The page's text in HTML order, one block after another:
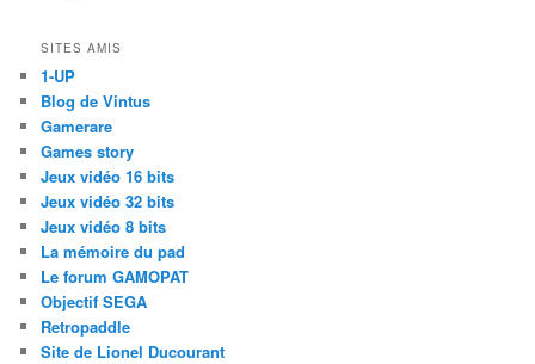
SITES AMIS
1-UP
Blog de Vintus
Gamerare
Games story
Jeux vidéo 16 bits
Jeux vidéo 32 bits
Jeux vidéo 8 bits
La mémoire du pad
Le forum GAMOPAT
Objectif SEGA
Retropaddle
Site de Lionel Ducourant